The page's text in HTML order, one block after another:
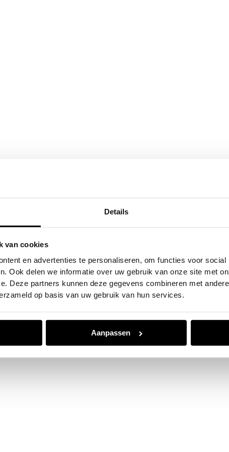
Details
van cookies
en advertenties te personaliseren, om functies voor
Ook delen we informatie over uw gebruik van onze site met
Deze partners kunnen deze gegevens combineren met
op basis van uw gebruik van hun services.
Aanpassen
exception has occurred while loadingwww.jvk.nl(see the